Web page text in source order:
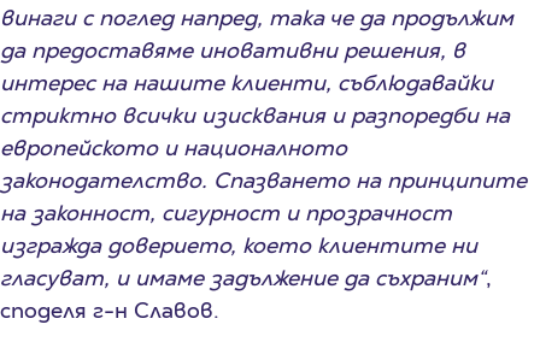
винаги с поглед напред, така че да продължим
да предоставяме иновативни решения, в
интерес на нашите клиенти, съблюдавайки
стриктно всички изисквания и разпоредби на
европейското и националното
законодателство. Спазването на принципите
на законност, сигурност и прозрачност
изгражда доверието, което клиентите ни
гласуват, и имаме задължение да съхраним“,
споделя г-н Славов.